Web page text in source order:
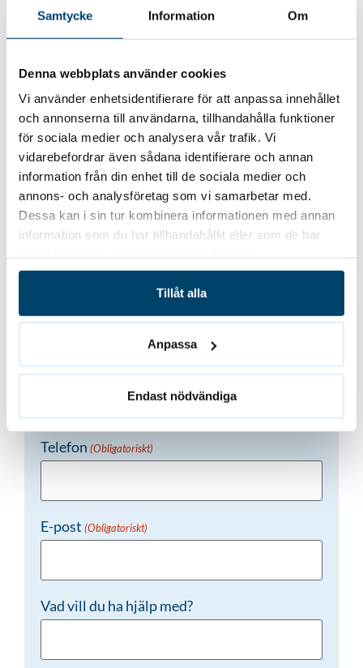
Samtycke Information Om
Denna webbplats använder cookies
Vi använder enhetsidentifierare för att anpassa innehållet
och annonserna till användarna, tillhandahålla funktioner
för sociala medier och analysera vår trafik. Vi
vidarebefordrar även sådana identifierare och annan
information från din enhet till de sociala medier och
annons- och analysföretag som vi samarbetar med.
Dessa kan i sin tur kombinera informationen med annan
information som du har tillhandahållit eller som de har
Tillåt alla
Anpassa
Endast nödvändiga
Författare
Andrei Adzinets
VD Takfix
Tillbaka till alla referenser
Vill du bli kontaktad?
Namn (Obligatoriskt)
Telefon (Obligatoriskt)
E-post (Obligatoriskt)
Vad vill du ha hjälp med?